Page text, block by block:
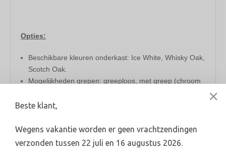
​Opties:
Beschikbare kleuren onderkast: Ice White, Whisky Oak,
Scotch Oak.
Mogelijkheden grepen: greeploos, met greep (chroom
Beschikbare afmetingen: 60x46cm, 80x46cm,
Beste klant,
Wegens vakantie worden er geen vrachtzendingen
verzonden tussen 22 juli en 16 augustus 2026.